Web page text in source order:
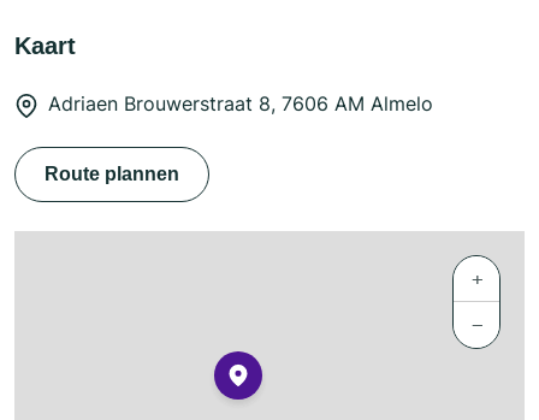
Kaart
Adriaen Brouwerstraat 8, 7606 AM Almelo
Route plannen
+
−